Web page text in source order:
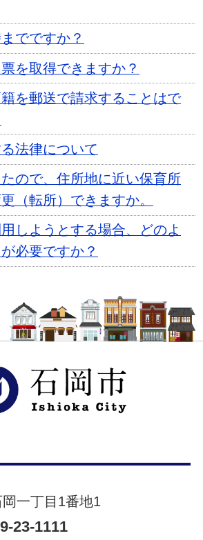
でですか？
を取得できますか？
を郵送で請求することはで
法律について
ので、住所地に近い保育所
更（転所）できますか。
しようとする場合、どのよ
必要ですか？
一丁目1番地1
23-1111